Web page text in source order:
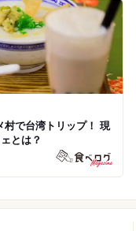
村で台湾トリップ！ 現
とは？